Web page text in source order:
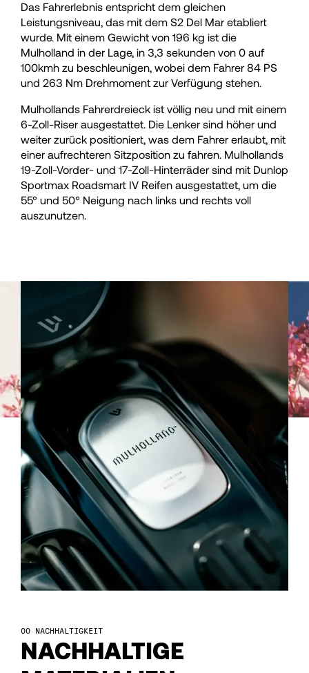
36
37
38
39
40
42
43
44
45
46
47
48
49
50
36
37
38
39
40
42
43
44
46
47
48
49
Das Fahrerlebnis entspricht dem gleichen
Leistungsniveau, das mit dem S2 Del Mar etabliert
wurde. Mit einem Gewicht von 196 kg ist die
Mulholland in der Lage, in 3,3 sekunden von 0 auf
100kmh zu beschleunigen, wobei dem Fahrer 84 PS
und 263 Nm Drehmoment zur Verfügung stehen.
Mulhollands Fahrerdreieck ist völlig neu und mit einem
6-Zoll-Riser ausgestattet. Die Lenker sind höher und
weiter zurück positioniert, was dem Fahrer erlaubt, mit
einer aufrechteren Sitzposition zu fahren. Mulhollands
19-Zoll-Vorder- und 17-Zoll-Hinterräder sind mit Dunlop
Sportmax Roadsmart IV Reifen ausgestattet, um die
55° und 50° Neigung nach links und rechts voll
auszunutzen.
NACHHALTIGKEIT
NACHHALTIGE